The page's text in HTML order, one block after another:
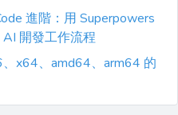
進階：用 Superpowers
開發工作流程
x64、amd64、arm64 的